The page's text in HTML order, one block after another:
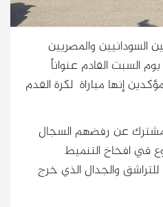
المثقفين السودانيين والمصريين
السبت القادم عنواناً
إنها مباراة لكرة القدم
عن رفضهم السجال
في افخاخ التنميط
والجدال الذي خرج